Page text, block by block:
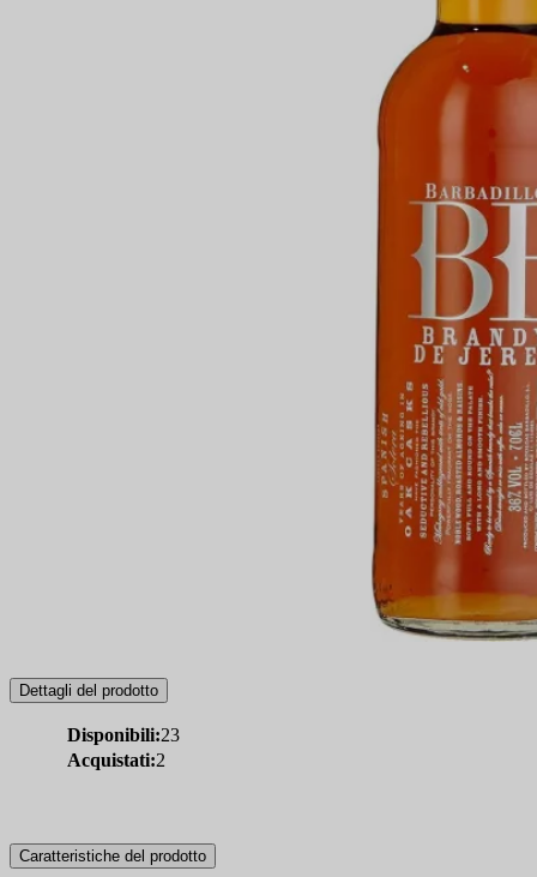
Dettagli del prodotto
Disponibili:23
Acquistati:2
Caratteristiche del prodotto